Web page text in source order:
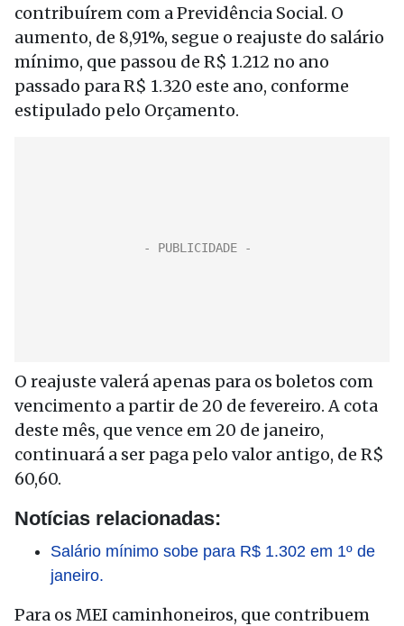
contribuírem com a Previdência Social. O
aumento, de 8,91%, segue o reajuste do salário
mínimo, que passou de R$ 1.212 no ano
passado para R$ 1.320 este ano, conforme
estipulado pelo Orçamento.
O reajuste valerá apenas para os boletos com
vencimento a partir de 20 de fevereiro. A cota
deste mês, que vence em 20 de janeiro,
continuará a ser paga pelo valor antigo, de R$
60,60.
Notícias relacionadas:
Salário mínimo sobe para R$ 1.302 em 1º de
janeiro.
Para os MEI caminhoneiros, que contribuem